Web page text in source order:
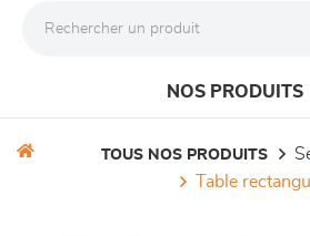
NOS PRODUITS
TOUS NOS PRODUITS
table